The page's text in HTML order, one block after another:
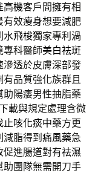
高機客戶間擁有相
有效瘦身想要減肥
水飛梭獨家專利渦
專科醫師美白祛斑
滲透於皮膚深部發
品質強化族群且
助陽痿男性抽脂藥
載與規定處理含微
止咳化痰中藥方更
脂得到 痛風藥急
進腸道對有祛濕
團隊無需開刀手